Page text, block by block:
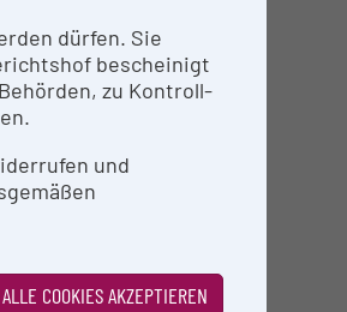
projects, as well as the
dürfen. Sie
bescheinigt
zu Kontroll-
und
ALLE COOKIES AKZEPTIEREN